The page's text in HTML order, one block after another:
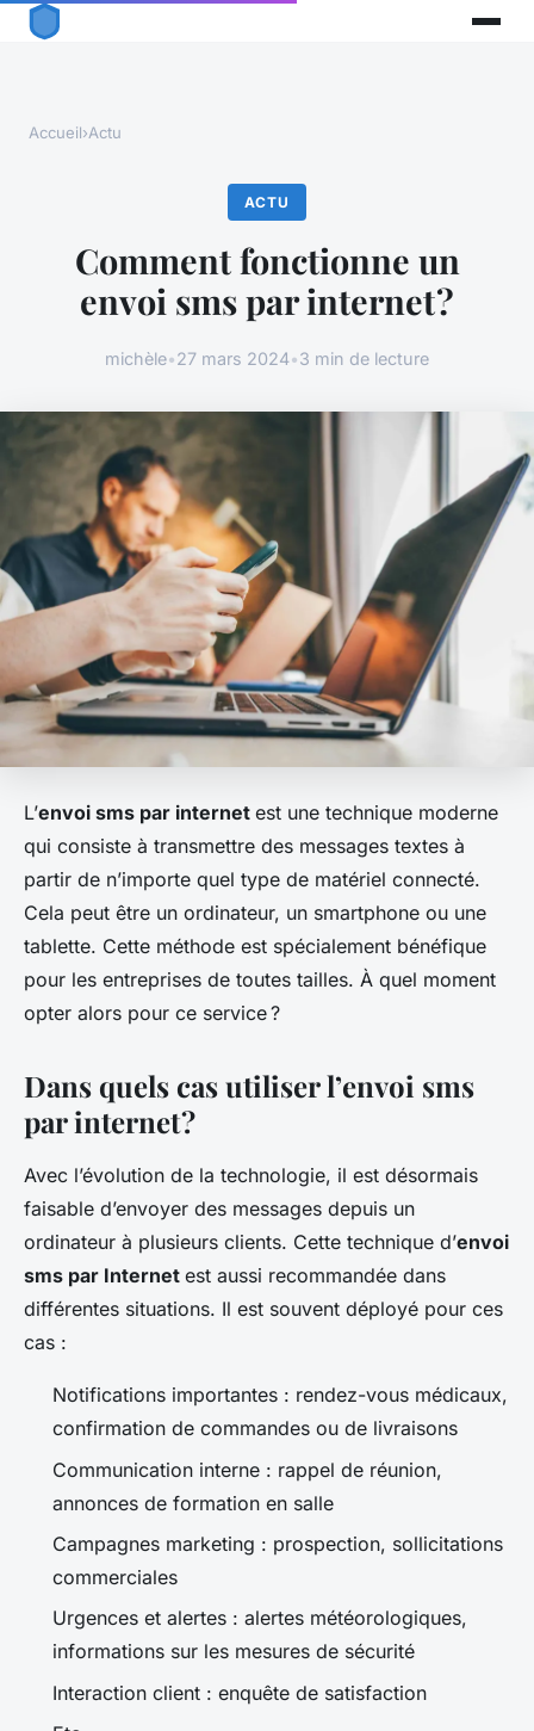
Accueil›Actu
ACTU
Comment fonctionne un
envoi sms par internet ?
michèle•27 mars 2024•3 min de lecture
L’envoi sms par internet est une technique moderne
qui consiste à transmettre des messages textes à
partir de n’importe quel type de matériel connecté.
Cela peut être un ordinateur, un smartphone ou une
tablette. Cette méthode est spécialement bénéfique
pour les entreprises de toutes tailles. À quel moment
opter alors pour ce service ?
Dans quels cas utiliser l’envoi sms
par internet ?
Avec l’évolution de la technologie, il est désormais
faisable d’envoyer des messages depuis un
ordinateur à plusieurs clients. Cette technique d’envoi
sms par Internet est aussi recommandée dans
différentes situations. Il est souvent déployé pour ces
cas :
Notifications importantes : rendez-vous médicaux,
confirmation de commandes ou de livraisons
Communication interne : rappel de réunion,
annonces de formation en salle
Campagnes marketing : prospection, sollicitations
commerciales
Urgences et alertes : alertes météorologiques,
informations sur les mesures de sécurité
Interaction client : enquête de satisfaction